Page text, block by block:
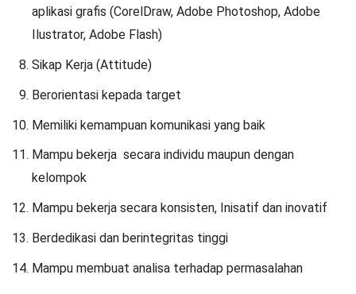
aplikasi grafis (CorelDraw, Adobe Photoshop, Adobe
Ilustrator, Adobe Flash)
Sikap Kerja (Attitude)
Berorientasi kepada target
Memiliki kemampuan komunikasi yang baik
Mampu bekerja secara individu maupun dengan
kelompok
Mampu bekerja secara konsisten, Inisatif dan inovatif
Berdedikasi dan berintegritas tinggi
Mampu membuat analisa terhadap permasalahan